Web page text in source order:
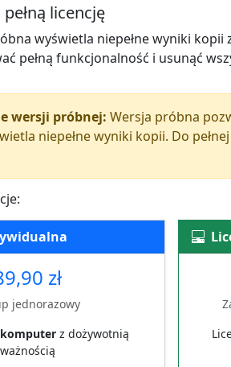
licencję
wyświetla niepełne wyniki kopii
pełną funkcjonalność i usunąć
wersji próbnej: Wersja próbna
niepełne wyniki kopii. Do
zł
jednorazowy
z dożywotnią
ważnością